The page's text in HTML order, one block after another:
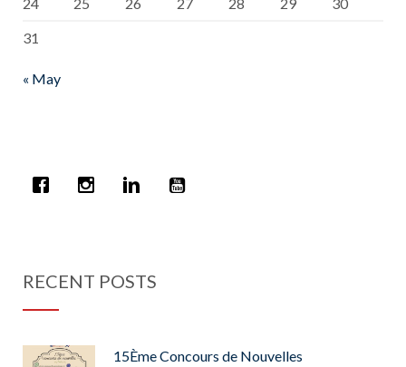
31
« May
RECENT POSTS
15Ème Concours de Nouvelles